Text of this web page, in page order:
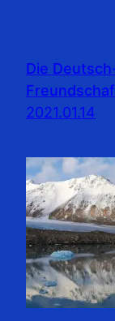
Die
2021.01.14